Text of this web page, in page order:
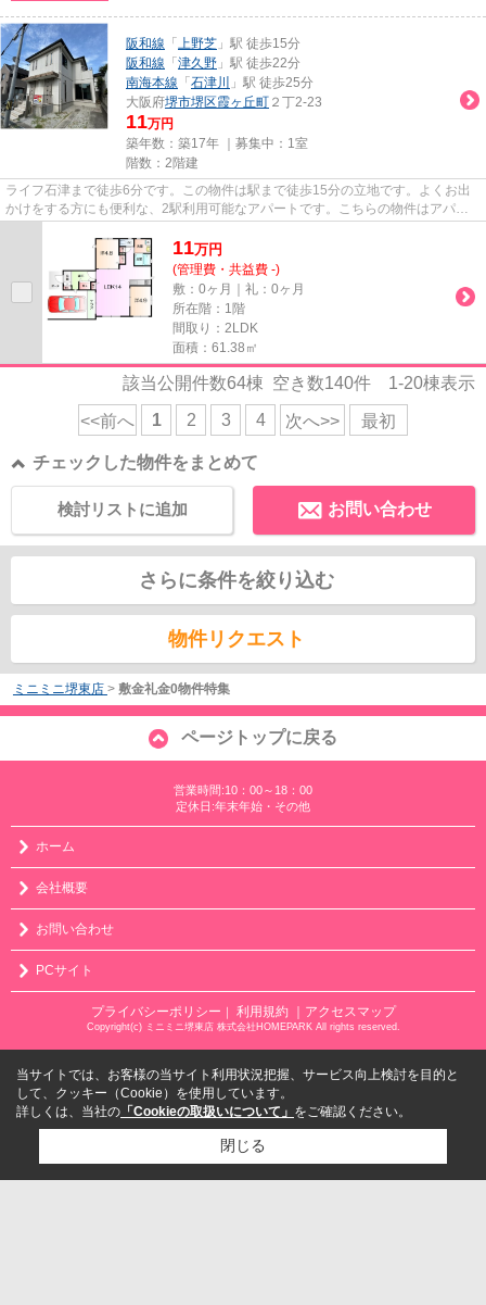
阪和線 「 上野芝 」駅 徒歩15分
阪和線 「 津久野 」駅 徒歩22分
南海本線 「 石津川
」駅 徒歩25分
大阪府堺市堺区霞ヶ丘町 ２丁2-23
11万円
築年数：築17年 ｜募集中： 1室
階数：2階建
ライフ石津まで徒歩6分です。この物件は駅まで徒歩15分の立地です。よくお出
かけをする方にも便利な、2駅利用可能なアパートです。こちらの物件はアパー
11万円
(管理費・共益費 -)
敷：0ヶ月｜礼：0ヶ月
所在階：1階
間取り：2LDK
面積：61.38㎡
該当公開件数64棟 空き数140件 1-20棟表示
<<前へ 1 2 3 4 次へ>> 最初
チェックした物件をまとめて
お問い合わせ
検討リストに追加
さらに条件を絞り込む
物件リクエスト
ミニミニ堺東店 > 敷金礼金0物件特集
ページトップに戻る
営業時間:10：00～18：00
定休日:年末年始・その他
ホーム
会社概要
お問い合わせ
PCサイト
プライバシーポリシー ｜ 利用規約 ｜アクセスマップ
Copyright(c) ミニミニ堺東店 株式会社HOMEPARK All rights reserved.
当サイトでは、お客様の当サイト利用状況把握、サービス向上検討を目的と
して、クッキー（Cookie）を使用しています。
詳しくは、当社の 「Cookieの取扱いについて」 をご確認ください。
閉じる